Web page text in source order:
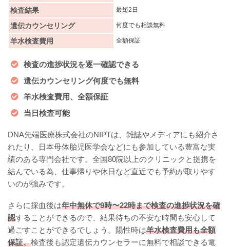
検査結果 最短2日
遺伝カウンセリング 何度でも相談無料
羊水検査費用 全額保証
検査の進捗状況を逐一確認できる
遺伝カウンセリング何度でも無料
羊水検査費用、全額保証
当日検査可能
DNA先端医療株式会社のNIPTは、雑誌やメディアにも紹介さ
れたり、日本母体胎児医学会などにも参加している豊富な実
績のある専門会社です。全国80院以上のクリニックと提携を
結んでいる為、仕事帰りや休日など直近でも予約が取りやす
いのが強みです。
さらに採血後は年中無休で9時〜22時まで検査の進捗状況を確
認することができるので、結果待ちの不安な時間も安心して
過ごすことができるでしょう。陽性時は羊水検査費用も全額
保証、検査後も認定遺伝カウンセラーに無料で相談できる電